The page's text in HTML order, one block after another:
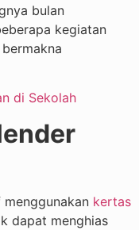
bulan
kegiatan
di Sekolah
menggunakan kertas
dapat menghias